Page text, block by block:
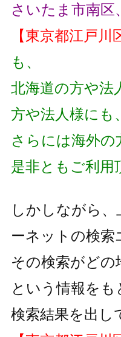
さいたま市南区
【東京都江戸川
も、
北海道の方や法
方や法人様にも、
さらには海外の
是非ともご利用
しかしながら
ーネットの検索
その検索がど
という情報をも
検索結果を出し